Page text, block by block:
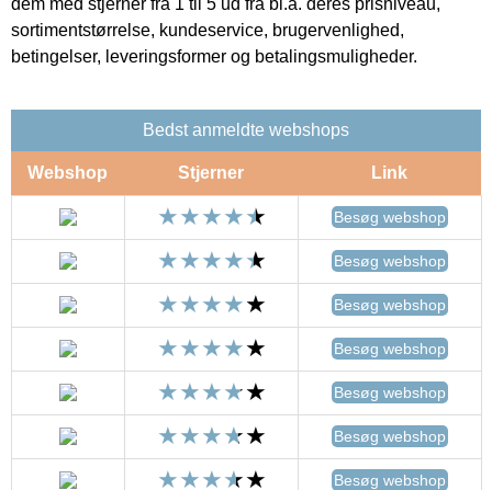
sortimentstørrelse, kundeservice, brugervenlighed,
betingelser, leveringsformer og betalingsmuligheder.
Bedst anmeldte webshops
Webshop Stjerner Link
Besøg webshop
Besøg webshop
Besøg webshop
Besøg webshop
Besøg webshop
Besøg webshop
Besøg webshop